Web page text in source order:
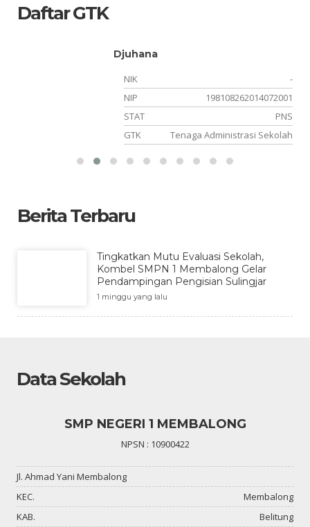
Daftar GTK
Djuhana
NIK
-
NIP
198108262014072001
STAT
PNS
GTK
Tenaga Administrasi Sekolah
Berita Terbaru
Tingkatkan Mutu Evaluasi Sekolah,
Kombel SMPN 1 Membalong Gelar
Pendampingan Pengisian Sulingjar
1 minggu yang lalu
Data Sekolah
SMP NEGERI 1 MEMBALONG
NPSN : 10900422
Jl. Ahmad Yani Membalong
KEC.
Membalong
KAB.
Belitung